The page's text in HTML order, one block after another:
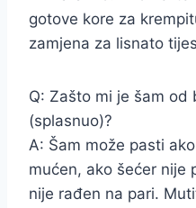
gotove kore za
zamjena za lisnato
Q: Zašto mi je šam od
(splasnuo)?
A: Šam može pasti
mućen, ako šećer nije
nije rađen na pari.